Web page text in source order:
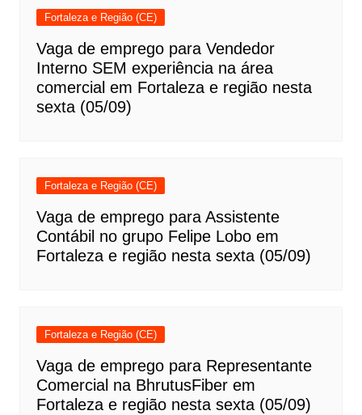
Fortaleza e Região (CE)
Vaga de emprego para Vendedor
Interno SEM experiência na área
comercial em Fortaleza e região nesta
sexta (05/09)
Fortaleza e Região (CE)
Vaga de emprego para Assistente
Contábil no grupo Felipe Lobo em
Fortaleza e região nesta sexta (05/09)
Fortaleza e Região (CE)
Vaga de emprego para Representante
Comercial na BhrutusFiber em
Fortaleza e região nesta sexta (05/09)